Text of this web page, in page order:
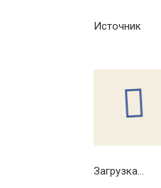
Источник
Загрузка...